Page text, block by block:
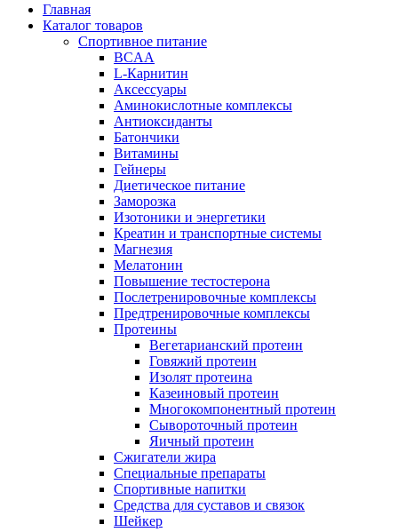
Главная
Каталог товаров
Спортивное питание
BCAA
L-Карнитин
Аксессуары
Аминокислотные комплексы
Антиоксиданты
Батончики
Витамины
Гейнеры
Диетическое питание
Заморозка
Изотоники и энергетики
Креатин и транспортные системы
Магнезия
Мелатонин
Повышение тестостерона
Послетренировочные комплексы
Предтренировочные комплексы
Протеины
Вегетарианский протеин
Говяжий протеин
Изолят протеина
Казеиновый протеин
Многокомпонентный протеин
Сывороточный протеин
Яичный протеин
Сжигатели жира
Специальные препараты
Спортивные напитки
Средства для суставов и связок
Шейкер